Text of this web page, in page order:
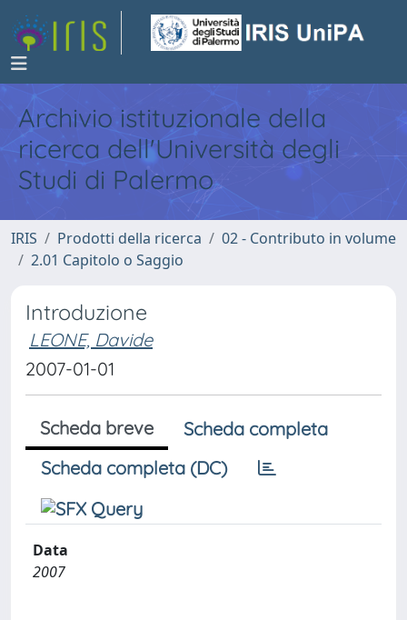
Archivio istituzionale della
ricerca dell'Università degli
Studi di Palermo
IRIS Prodotti della ricerca
02 - Contributo in volume
2.01 Capitolo o Saggio
Introduzione
LEONE, Davide
2007-01-01
Scheda breve
Scheda completa
Scheda completa (DC)
Data
2007